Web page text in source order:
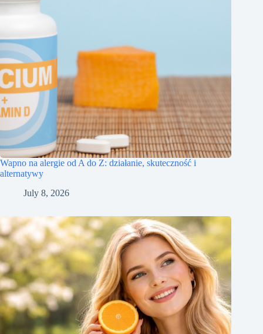
Wapno na alergie od A do Z: działanie, skuteczność i
alternatywy
July 8, 2026